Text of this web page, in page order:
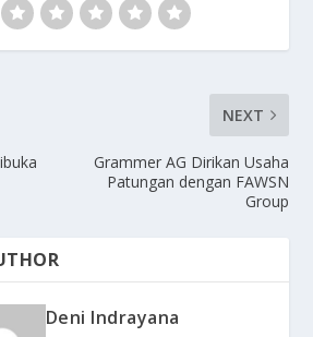
NEXT
Grammer AG Dirikan Usaha
Patungan dengan FAWSN
Group
Deni Indrayana